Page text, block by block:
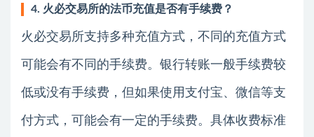
4. 火必交易所的法币充值是否有手续费？
火必交易所支持多种充值方式，不同的充值方式
可能会有不同的手续费。银行转账一般手续费较
低或没有手续费，但如果使用支付宝、微信等支
付方式，可能会有一定的手续费。具体收费标准